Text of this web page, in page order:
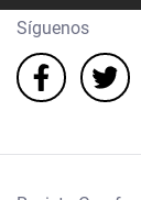
Síguenos